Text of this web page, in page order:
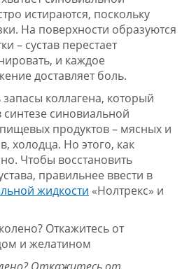
истираются, поскольку
На поверхности образуются
– сустав перестает
и каждое
доставляет боль.
коллагена, который
синовиальной
продуктов – мясных и
холодца. Но этого, как
Чтобы восстановить
правильнее ввести в
жидкости «Нолтрекс» и